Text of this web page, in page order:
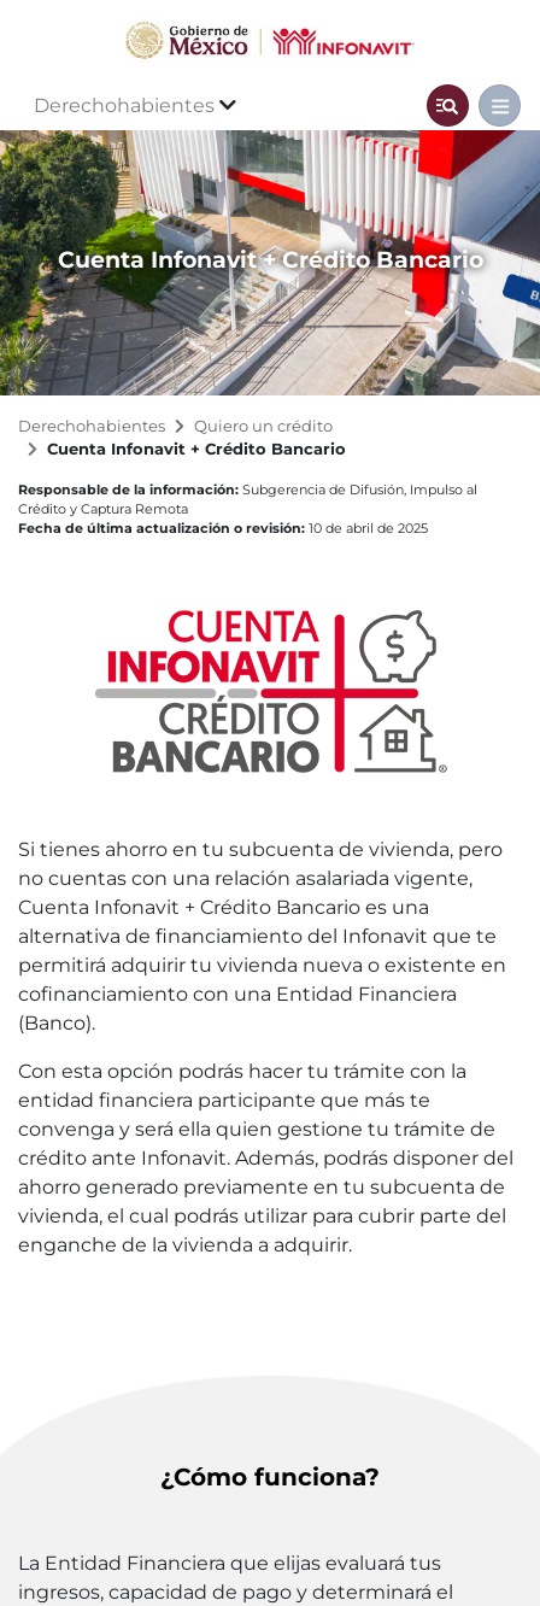
Derechohabientes
Cuenta Infonavit + Crédito Bancario
Derechohabientes
Quiero un crédito
Cuenta Infonavit + Crédito Bancario
Responsable de la información: Subgerencia de Difusión, Impulso al
Crédito y Captura Remota
Fecha de última actualización o revisión: 10 de abril de 2025
Si tienes ahorro en tu subcuenta de vivienda, pero
no cuentas con una relación asalariada vigente,
Cuenta Infonavit + Crédito Bancario es una
alternativa de financiamiento del Infonavit que te
permitirá adquirir tu vivienda nueva o existente en
cofinanciamiento con una Entidad Financiera
(Banco).
Con esta opción podrás hacer tu trámite con la
entidad financiera participante que más te
convenga y será ella quien gestione tu trámite de
crédito ante Infonavit. Además, podrás disponer del
ahorro generado previamente en tu subcuenta de
vivienda, el cual podrás utilizar para cubrir parte del
enganche de la vivienda a adquirir.
¿Cómo funciona?
La Entidad Financiera que elijas evaluará tus
ingresos, capacidad de pago y determinará el